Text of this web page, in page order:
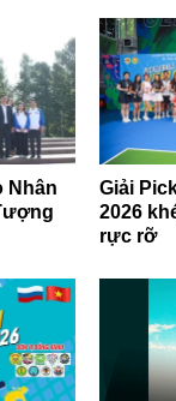
Nhân
Giải
2026
rực rỡ